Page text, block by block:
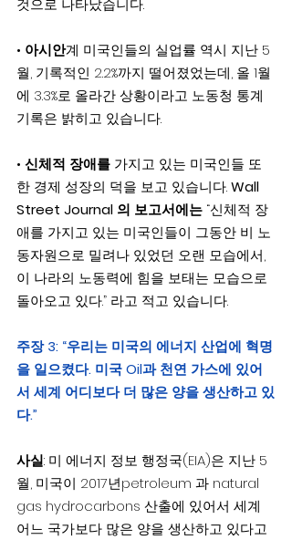
것으로 나타났습니다.
• 아시안계 미국인들의 실업률 역시 지난 5
월, 기록적인 2.2%까지 떨어졌었는데, 올 1월
에 3.3%로 올라간 상황이라고 노동청 통계
기록은 밝히고 있습니다.
• 신체적 장애를 가지고 있는 미국인들 또
한 경제 성장의 덕을 보고 있습니다. Wall
Street Journal 의 보고서에는 “신체적 장
애를 가지고 있는 미국인들이 그동안 비 노
동자원으로 밀려나 있었던 오랜 모습에서,
이 나라의 노동력에 힘을 보태는 모습으로
돌아오고 있다.” 라고 적고 있습니다.
주장 3: “우리는 미국의 에너지 산업에 혁명
을 일으켰다. 미국 Oil과 천연 가스에 있어
서 세계 어디보다 더 많은 양을 생산하고 있
다.”
사실: 미 에너지 정보 행정국(EIA)은 지난 5
월, 미국이 2017년petroleum 과 natural
gas hydrocarbons 산출에 있어서 세계
어느 국가보다 많은 양을 생산하고 있다고